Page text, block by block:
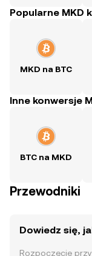
Popularne MKD
MKD na BTC
Inne konwersje
BTC na MKD
Przewodniki
Dowiedz się,
Rozpoczęcie